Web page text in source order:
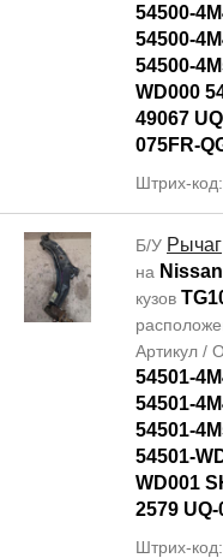
54500-
54500-
54500-
WD000
49067
075FR-
Штрих-
Б/У Рычаг
на
кузов
Артикул /
54501-
54501-
54501-
54501-
WD001
2579
Штрих-